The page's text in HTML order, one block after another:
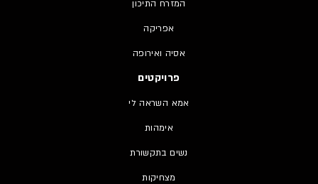
המזרח התיכון
אפריקה
אסיה ואירופה
פרויקטים
אמא השראה לי
אימהות
נשים בתקשורת
מצחיקות